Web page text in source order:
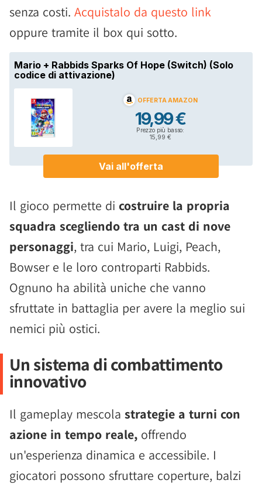
senza costi. Acquistalo da questo link
oppure tramite il box qui sotto.
Il gioco permette di costruire la propria
squadra scegliendo tra un cast di nove
personaggi, tra cui Mario, Luigi, Peach,
Bowser e le loro controparti Rabbids.
Ognuno ha abilità uniche che vanno
sfruttate in battaglia per avere la meglio sui
nemici più ostici.
Un sistema di combattimento
innovativo
Il gameplay mescola strategie a turni con
azione in tempo reale, offrendo
un'esperienza dinamica e accessibile. I
giocatori possono sfruttare coperture, balzi